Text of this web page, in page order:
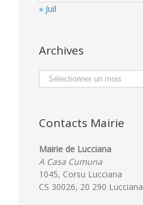
« Juil
Archives
Archives
Contacts Mairie
Mairie de Lucciana
A Casa Cumuna
1045, Corsu Lucciana
CS 30026, 20 290 Lucciana